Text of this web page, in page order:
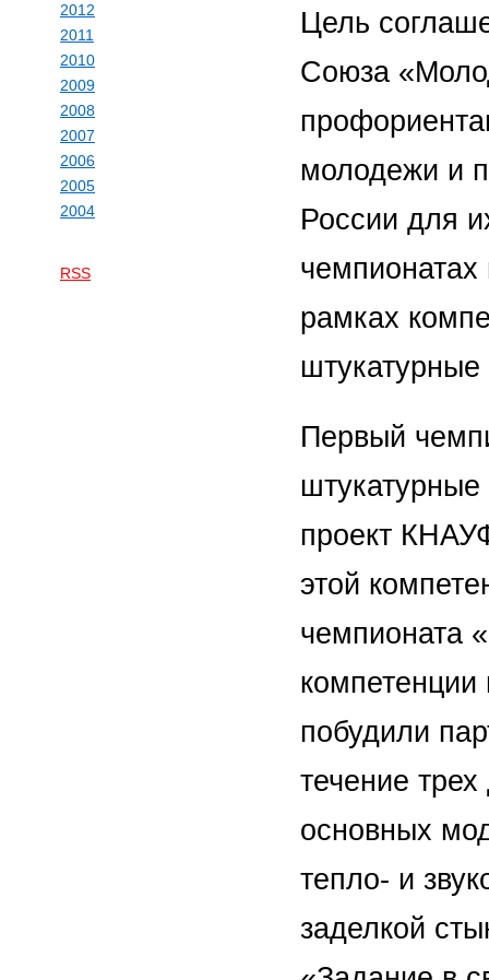
2012
2011
2010
2009
2008
2007
2006
2005
2004
RSS
Цель
Союза
молодежи и
России для
рамках
Первый
проект
этой
чемпионата
побудили
течение
основных
тепло- и
заделкой